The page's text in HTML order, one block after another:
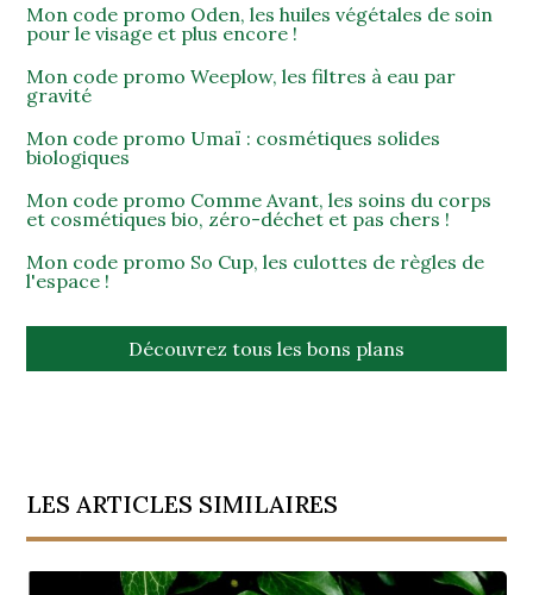
Mon code promo Oden, les huiles végétales de soin
pour le visage et plus encore !
Mon code promo Weeplow, les filtres à eau par
gravité
Mon code promo Umaï : cosmétiques solides
biologiques
Mon code promo Comme Avant, les soins du corps
et cosmétiques bio, zéro-déchet et pas chers !
Mon code promo So Cup, les culottes de règles de
l'espace !
Découvrez tous les bons plans
LES ARTICLES SIMILAIRES